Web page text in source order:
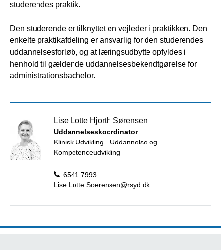
studerendes praktik.
Den studerende er tilknyttet en vejleder i praktikken. Den
enkelte praktikafdeling er ansvarlig for den studerendes
uddannelsesforløb, og at læringsudbytte opfyldes i
henhold til gældende uddannelsesbekendtgørelse for
administrationsbachelor.
Lise Lotte Hjorth Sørensen
Uddannelseskoordinator
Klinisk Udvikling - Uddannelse og
Kompetenceudvikling
6541 7993
Lise.Lotte.Soerensen@rsyd.dk